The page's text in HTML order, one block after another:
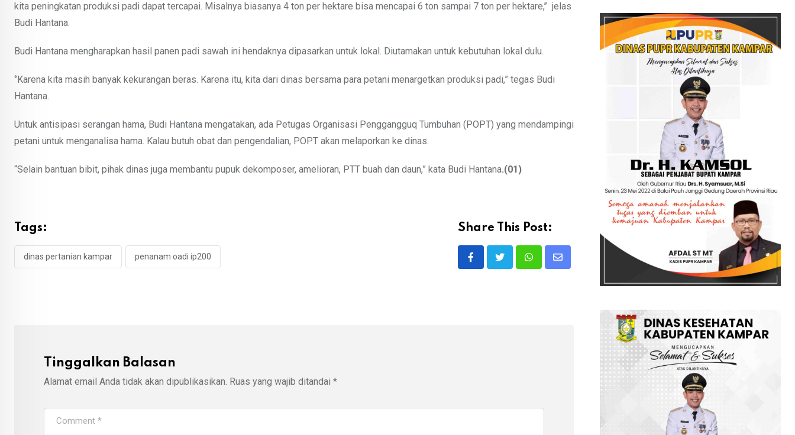
kita peningkatan produksi padi dapat tercapai. Misalnya biasanya 4 ton per hektare bisa mencapai 6 ton sampai 7 ton per hektare,’’ jelas
Budi Hantana.
Budi Hantana mengharapkan hasil panen padi sawah ini hendaknya dipasarkan untuk lokal. Diutamakan untuk kebutuhan lokal dulu.
‘’Karena kita masih banyak kekurangan beras. Karena itu, kita dari dinas bersama para petani menargetkan produksi padi,” tegas Budi
Hantana.
Untuk antisipasi serangan hama, Budi Hantana mengatakan, ada Petugas Organisasi Penggangguq Tumbuhan (POPT) yang mendampingi
petani untuk menganalisa hama. Kalau butuh obat dan pengendalian, POPT akan melaporkan ke dinas.
“Selain bantuan bibit, pihak dinas juga membantu pupuk dekomposer, amelioran, PTT buah dan daun,” kata Budi Hantana.(01)
Tags:
dinas pertanian kampar penanam oadi ip200
Share This Post:
WhatsappShare
Tinggalkan Balasan
Alamat email Anda tidak akan dipublikasikan. Ruas yang wajib ditandai *